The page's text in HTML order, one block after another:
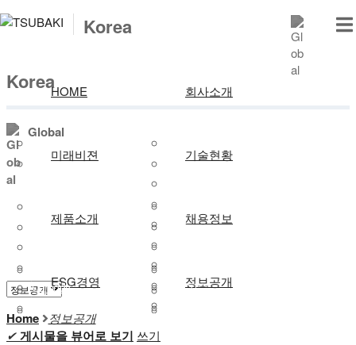
Korea
Global
Korea
HOME 회사소개
연혁
미래비젼
Carbody
기술현황
제조기술
제품소개
텐셔너
채용정보
ESG경영
ESG컴플라이언스
정보공개
Home
정보공개
✔게시물을 뷰어로 보기 쓰기